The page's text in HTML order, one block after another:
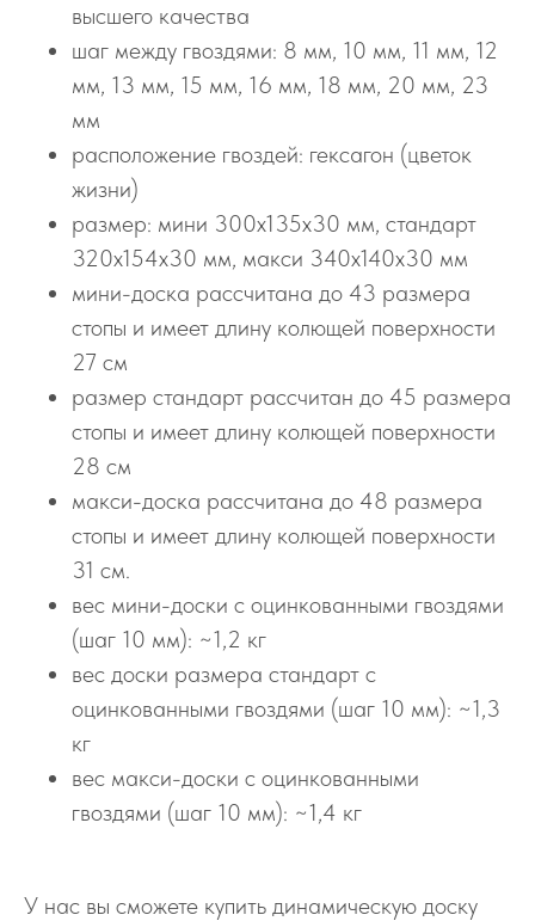
высшего качества
шаг между гвоздями: 8 мм, 10 мм, 11 мм, 12
мм, 13 мм, 15 мм, 16 мм, 18 мм, 20 мм, 23
мм
расположение гвоздей: гексагон (цветок
жизни)
размер: мини 300х135х30 мм, стандарт
320х154х30 мм, макси 340х140х30 мм
мини-доска рассчитана до 43 размера
стопы и имеет длину колющей поверхности
27 см
размер стандарт рассчитан до 45 размера
стопы и имеет длину колющей поверхности
28 см
макси-доска рассчитана до 48 размера
стопы и имеет длину колющей поверхности
31 см.
вес мини-доски с оцинкованными гвоздями
(шаг 10 мм): ~1,2 кг
вес доски размера стандарт с
оцинкованными гвоздями (шаг 10 мм): ~1,3
кг
вес макси-доски с оцинкованными
гвоздями (шаг 10 мм): ~1,4 кг
У нас вы сможете купить динамическую доску